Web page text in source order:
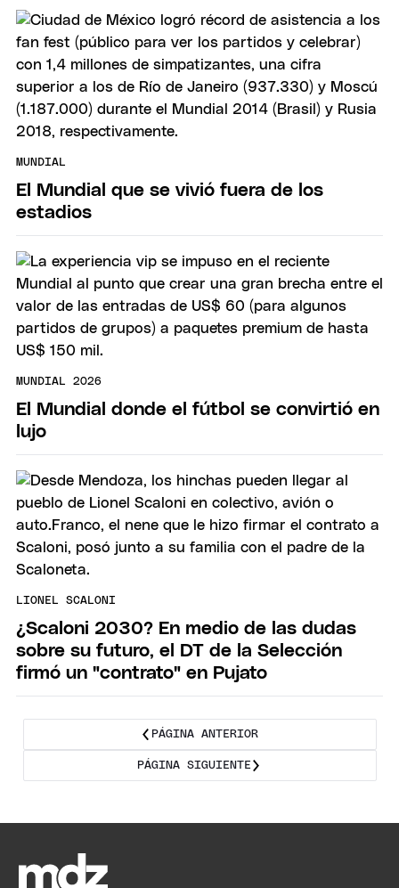
MUNDIAL
El Mundial que se vivió fuera de los
estadios
MUNDIAL 2026
El Mundial donde el fútbol se convirtió en
lujo
LIONEL SCALONI
¿Scaloni 2030? En medio de las dudas
sobre su futuro, el DT de la Selección
firmó un "contrato" en Pujato
PÁGINA ANTERIOR
PÁGINA SIGUIENTE